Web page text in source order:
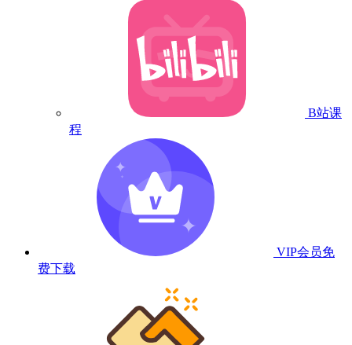
B站课
程
VIP会员免
费下载